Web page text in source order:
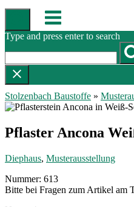
Skip
content
Menu
Type and press enter to search
Stolzenbach Baustoffe »
Pflaster Ancona
Diephaus, Musterausstellung
Nummer: 613
Bitte bei Fragen zum Artikel am